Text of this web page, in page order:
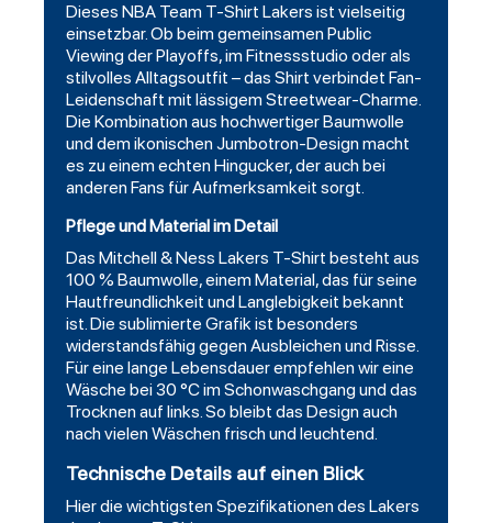
Dieses NBA Team T-Shirt Lakers ist vielseitig
einsetzbar. Ob beim gemeinsamen Public
Viewing der Playoffs, im Fitnessstudio oder als
stilvolles Alltagsoutfit – das Shirt verbindet Fan-
Leidenschaft mit lässigem Streetwear-Charme.
Die Kombination aus hochwertiger Baumwolle
und dem ikonischen Jumbotron-Design macht
es zu einem echten Hingucker, der auch bei
anderen Fans für Aufmerksamkeit sorgt.
Pflege und Material im Detail
Das Mitchell & Ness Lakers T-Shirt besteht aus
100 % Baumwolle, einem Material, das für seine
Hautfreundlichkeit und Langlebigkeit bekannt
ist. Die sublimierte Grafik ist besonders
widerstandsfähig gegen Ausbleichen und Risse.
Für eine lange Lebensdauer empfehlen wir eine
Wäsche bei 30 °C im Schonwaschgang und das
Trocknen auf links. So bleibt das Design auch
nach vielen Wäschen frisch und leuchtend.
Technische Details auf einen Blick
Hier die wichtigsten Spezifikationen des Lakers